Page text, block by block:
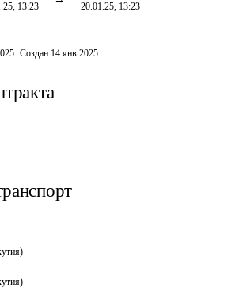
13:23
20.01.25, 13:23
. Создан 14 янв 2025